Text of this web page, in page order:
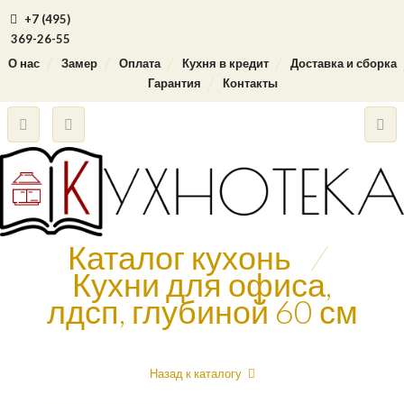
+7 (495)
369-26-55
О нас
Замер Оплата Кухня в кредит
Доставка и сборка
Гарантия
Контакты
Каталог кухонь /
Кухни для офиса,
лдсп, глубиной 60 см
Назад к каталогу